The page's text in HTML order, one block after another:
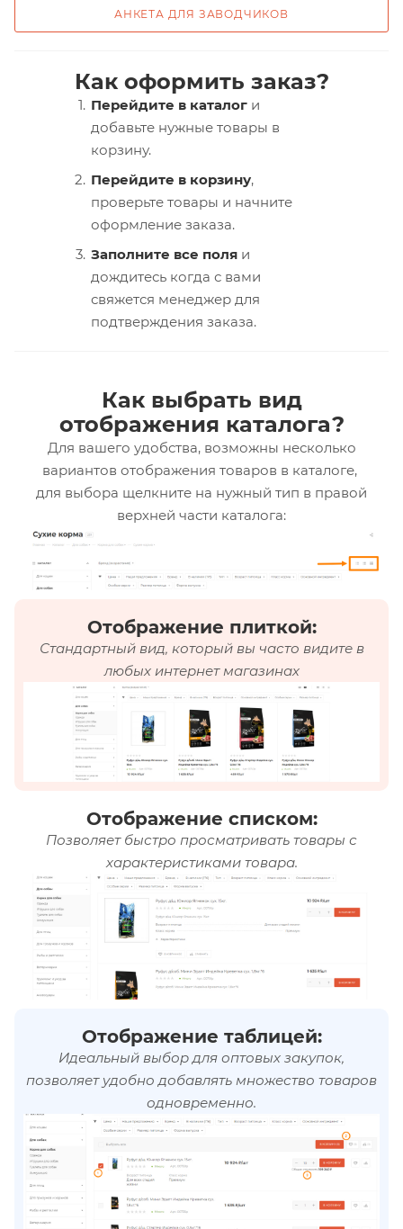
АНКЕТА ДЛЯ ЗАВОДЧИКОВ
Как оформить заказ?
Перейдите в каталог и
добавьте нужные товары в
корзину.
Перейдите в корзину,
проверьте товары и начните
оформление заказа.
Заполните все поля и
дождитесь когда с вами
свяжется менеджер для
подтверждения заказа.
Как выбрать вид
отображения каталога?
Для вашего удобства, возможны несколько
вариантов отображения товаров в каталоге,
для выбора щелкните на нужный тип в правой
верхней части каталога:
Отображение плиткой:
Стандартный вид, который вы часто видите в
любых интернет магазинах
Отображение списком:
Позволяет быстро просматривать товары с
характеристиками товара.
Отображение таблицей:
Идеальный выбор для оптовых закупок,
позволяет удобно добавлять множество товаров
одновременно.